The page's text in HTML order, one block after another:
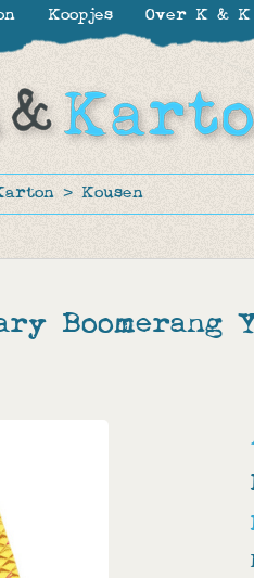
> Kousen
Boomerang
Koopjes Over K & K